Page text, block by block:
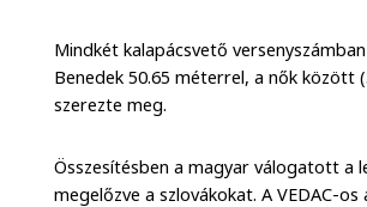
Mindkét kalapácsvető
Benedek 50.65 méterrel, a nők között
szerezte meg.
Összesítésben a magyar válogatott a
megelőzve a szlovákokat. A VEDAC-